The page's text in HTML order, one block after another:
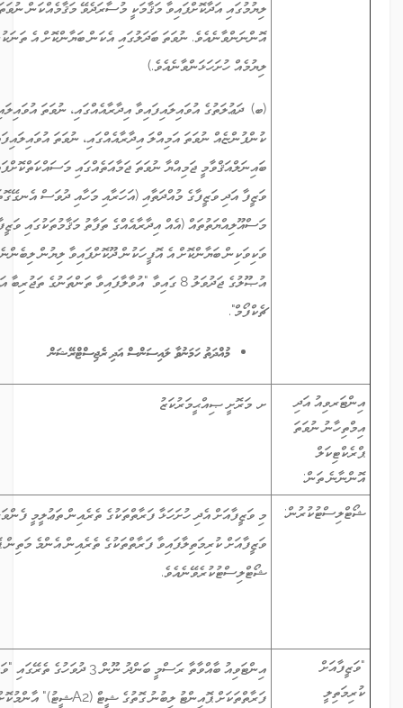
ލިޔުމުގައި އަދާކޮށްފައިވާ މަޤާމަކީ މުސާރަދެވޭ މަޤާމެއްކަން ނުވަތަ ނޫންކަން ބަޔާންކޮށްފައި
އޮންނަންވާނެއެވެ. ނުވަތަ ބަދަލުގައި އެކަން ބަޔާންކޮށް އެ ތަނަކުން ދޫކޮށްފައިވާ ރަސްމީ
ލިޔުމެއް ހުށަހަޅަންވާނެއެވެ.)
(ބ) ދަޢުލަތުގެ އުވައިލައިފައިވާ އިދާރާއެއްގައި، ނުވަތަ އުވައިލައިފައިވާ އަމިއްލަ
ކުންފުންޏެއް ނުވަތަ އަމިއްލަ އިދާރާއެއްގައި، ނުވަތަ އުވައިލައިފައިވާ ޤައުމީ ނުވަތަ
ބައިނަލްއަޤްވާމީ ޖަމިއްޔާ ނުވަތަ ޖަމާއަތެއްގައި މަސައްކަތްކޮށްފައިވާ ނަމަ، އަދާކޮށްފައިވާ
ވަޒީފާ އަދި ވަޒީފާގެ މުއްދަތާއި (އަހަރާއި މަހާއި ދުވަސް އެނގޭގޮތަށް)، ވަޒީފާގެ
މަސްއޫލިއްޔަތުތައް (އެއް އިދާރާއެއްގެ ތަފާތު މަޤާމުތަކުގައި ވަޒީފާ އަދާކޮށްފައިވީ ނަމަވެސް)
ވަކިވަކިން ބަޔާންކޮށް އެ އޮފީހަކުން ދޫކޮށްފައިވާ ލިޔުން ލިބެންނެތް ނަމަ، ރެކްރޫޓްމަންޓް
އުޞޫލުގެ ޖަދުވަލު 8 ގައިވާ "އުވާލާފައިވާ ތަންތަނުގެ ތަޖުރިބާ އަންގައިދޭ ރެފަރެންސް
މުއްދަތު ހަމަނުވާ ލައިސަންސް އަދި ރެޖިސްޓްރޭޝަން
ށ. މަރޮށީ ޞިއްޙީމަރުކަޒު
މި ވަޒީފާއަށް އެދި ހުށަހަޅާ ފަރާތްތަކުގެ ތެރެއިން ތަޢުލީމީ ފެންވަރާއި ތަޖުރިބާއަށް ބަލައި،
ވަޒީފާއަށް ކުރިމަތިލާފައިވާ ފަރާތްތަކުގެ ތެރެއިން އެންމެ މަތިން ޕޮއިންޓު ލިބޭފަރާތްތައް
އިންޓަވިއު ބާއްވާތާ ރަސްމީ ބަންދު ނޫން 3 ދުވަހުގެ ތެރޭގައި "ވަޒީފާއަށް ކުރިމަތިލީ
ފަރާތްތަކަށް ޕޮއިންޓު ލިބުނު ގޮތުގެ ޝީޓް (A2ޝީޓު)" އާންމުކޮށް ފެންނާނެހެން މި